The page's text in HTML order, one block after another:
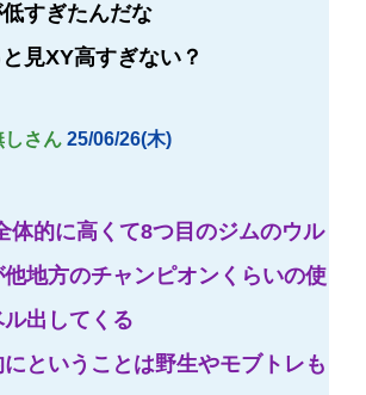
すぎたんだな
見XY高すぎない？
しさん 25/06/26(木)
体的に高くて8つ目のジムのウル
他地方のチャンピオンくらいの使
ル出してくる
ということは野生やモブトレも